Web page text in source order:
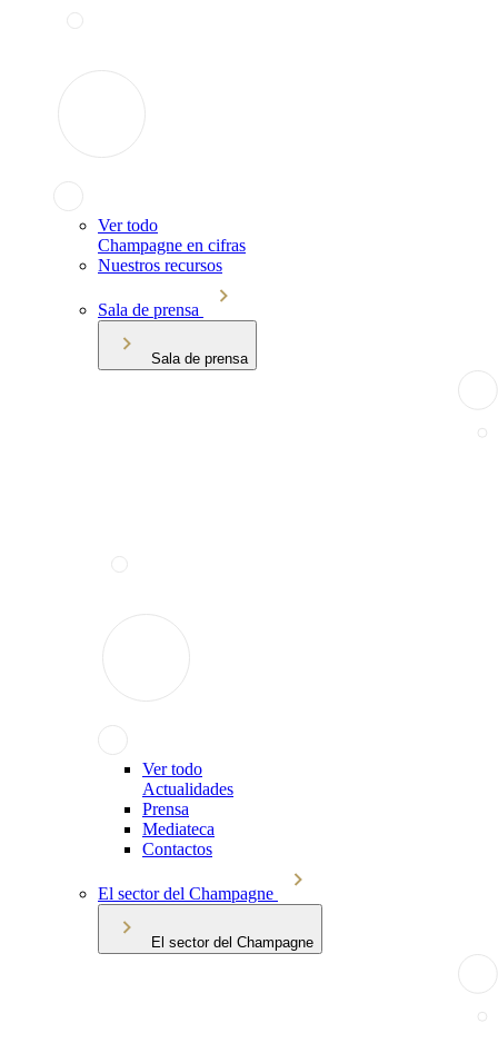
Ver todo
Champagne en cifras
Nuestros recursos
Sala de prensa
Sala de prensa
Ver todo
Actualidades
Prensa
Mediateca
Contactos
El sector del Champagne
El sector del Champagne